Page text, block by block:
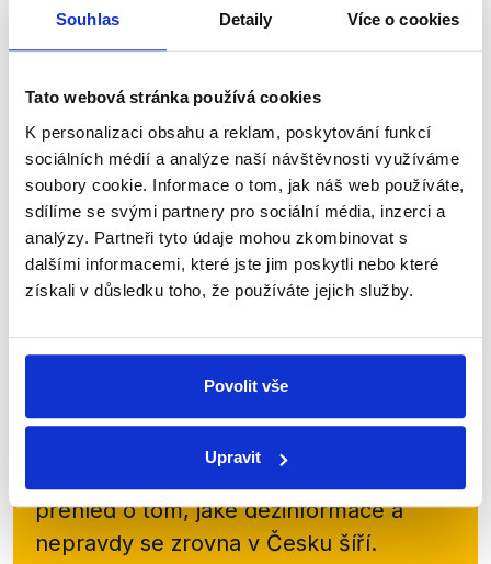
Souhlas Detaily Více o cookies
Tato webová stránka používá cookies
K personalizaci obsahu a reklam, poskytování funkcí
sociálních médií a analýze naší návštěvnosti využíváme
soubory cookie. Informace o tom, jak náš web používáte,
sdílíme se svými partnery pro sociální média, inzerci a
analýzy. Partneři tyto údaje mohou zkombinovat s
dalšími informacemi, které jste jim poskytli nebo které
získali v důsledku toho, že používáte jejich služby.
Povolit vše
Upravit
kurzu 27,381 Kč za 1 Euro.
‹ PŘEDCHOZÍ 1 … 17 18 19 20
Zůstaňme v kontaktu
Přihlaste se k odběru našeho
newsletteru nebowhatsappového
kanálu, kde pravidelně přinášíme
shrnutí nejzajímavějších článků a analýz.
přehled o tom, jaké dezinformace a
nepravdy se zrovna v Česku šíří.